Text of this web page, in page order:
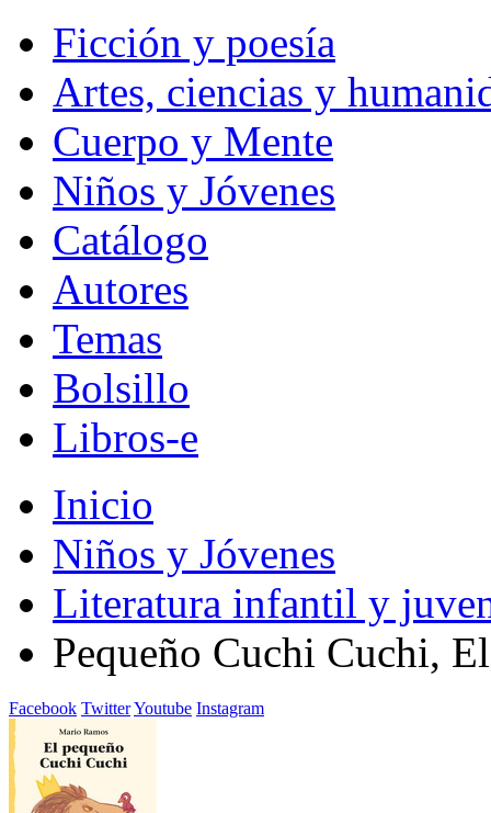
Ficción y poesía
Artes, ciencias y
Cuerpo y Mente
Niños y Jóvenes
Catálogo
Autores
Temas
Bolsillo
Libros-e
Inicio
Niños y Jóvenes
Literatura infantil y
Pequeño Cuchi Cuchi, El
Facebook TwitterYoutube Instagram